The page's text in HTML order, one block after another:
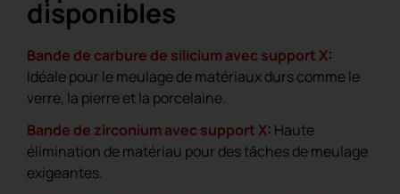
disponibles
Bande de carbure de silicium avec support X:
Idéale pour le meulage de matériaux durs comme le
verre, la pierre et la porcelaine.
Bande de zirconium avec support X: Haute
élimination de matériau pour des tâches de meulage
exigeantes.